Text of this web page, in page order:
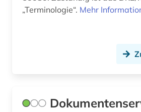
schiffbau (1)
schiffs- und
schmierstoffwahl (1)
„Terminologie“. Mehr